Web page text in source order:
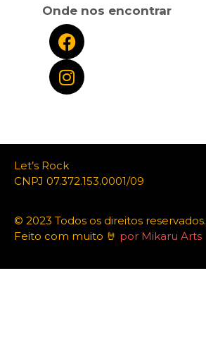
Onde nos encontrar
Let’s Rock
CNPJ 07.372.153.0001/09
© 2023 Todos os direitos reservados.
Feito com muito 🤘 por Mikaru Arts